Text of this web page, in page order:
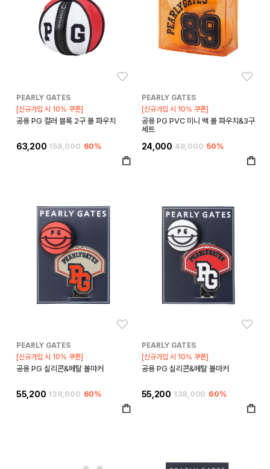
PEARLY GATES
[신규가입 시 10% 쿠폰]
공용 PG 컬러 블록 2구 볼 파우치
63,200 158,000 60%
PEARLY GATES
[신규가입 시 10% 쿠폰]
공용 PG PVC 미니 백 볼 파우치&3구
세트
24,000 48,000 50%
PEARLY GATES
[신규가입 시 10% 쿠폰]
공용 PG 실리콘&메탈 볼마커
55,200 138,000 60%
PEARLY GATES
[신규가입 시 10% 쿠폰]
공용 PG 실리콘&메탈 볼마커
55,200 138,000 60%